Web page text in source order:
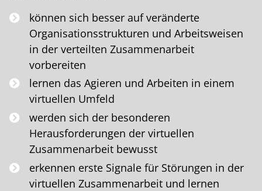
können sich besser auf veränderte
Organisationsstrukturen und Arbeitsweisen
in der verteilten Zusammenarbeit
vorbereiten
lernen das Agieren und Arbeiten in einem
virtuellen Umfeld
werden sich der besonderen
Herausforderungen der virtuellen
Zusammenarbeit bewusst
erkennen erste Signale für Störungen in der
virtuellen Zusammenarbeit und lernen